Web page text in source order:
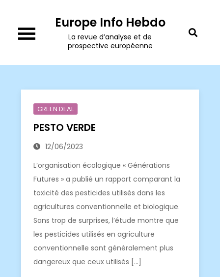
content
Europe Info Hebdo
La revue d’analyse et de
prospective européenne
GREEN DEAL
PESTO VERDE
12/06/2023
L’organisation écologique « Générations
Futures » a publié un rapport comparant la
toxicité des pesticides utilisés dans les
agricultures conventionnelle et biologique.
Sans trop de surprises, l’étude montre que
les pesticides utilisés en agriculture
conventionnelle sont généralement plus
dangereux que ceux utilisés […]